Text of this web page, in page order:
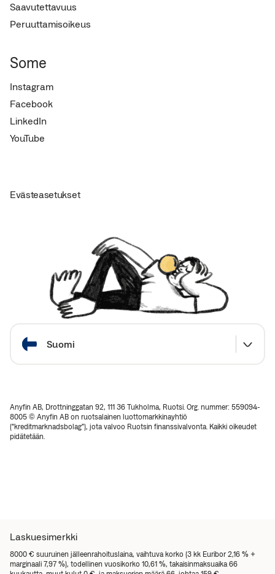
Saavutettavuus
Peruuttamisoikeus
Some
Instagram
Facebook
LinkedIn
YouTube
Evästeasetukset
Suomi
Anyfin AB, Drottninggatan 92, 111 36 Tukholma, Ruotsi. Org. nummer: 559094-
8005 © Anyfin AB on ruotsalainen luottomarkkinayhtiö
(“kreditmarknadsbolag”), jota valvoo Ruotsin finanssivalvonta. Kaikki oikeudet
pidätetään.
Laskuesimerkki
8000 € suuruinen jälleenrahoituslaina, vaihtuva korko (3 kk Euribor 2,16 % +
marginaali 7,97 %), todellinen vuosikorko 10,61 %, takaisinmaksuaika 66